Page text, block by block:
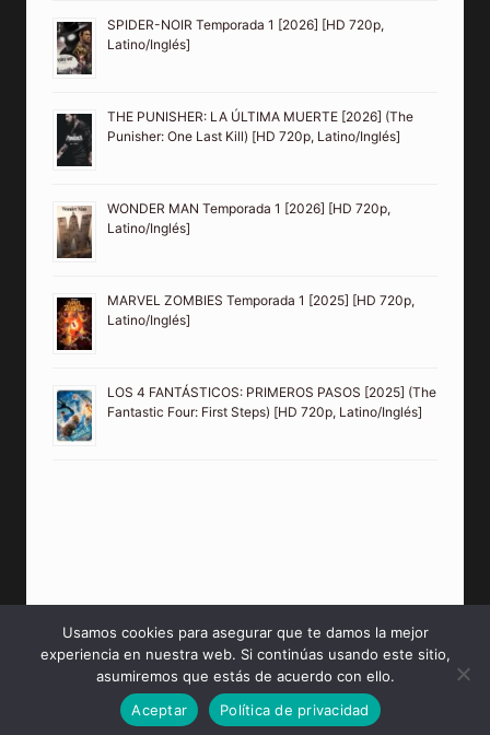
SPIDER-NOIR Temporada 1 [2026] [HD 720p,
Latino/Inglés]
THE PUNISHER: LA ÚLTIMA MUERTE [2026] (The
Punisher: One Last Kill) [HD 720p, Latino/Inglés]
WONDER MAN Temporada 1 [2026] [HD 720p,
Latino/Inglés]
MARVEL ZOMBIES Temporada 1 [2025] [HD 720p,
Latino/Inglés]
LOS 4 FANTÁSTICOS: PRIMEROS PASOS [2025] (The
Fantastic Four: First Steps) [HD 720p, Latino/Inglés]
© 2026 PeliculasMP4HD Sitio creado para tí.
Usamos cookies para asegurar que te damos la mejor
experiencia en nuestra web. Si continúas usando este sitio,
asumiremos que estás de acuerdo con ello.
Aceptar
Política de privacidad